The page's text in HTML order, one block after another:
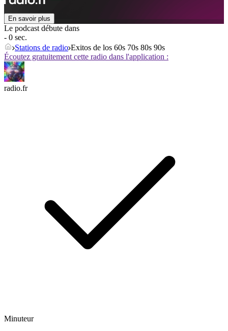
En savoir plus
Le podcast débute dans
- 0 sec.
Stations de radio Exitos de los 60s 70s 80s 90s
Écoutez gratuitement cette radio dans l'application :
radio.fr
Minuteur